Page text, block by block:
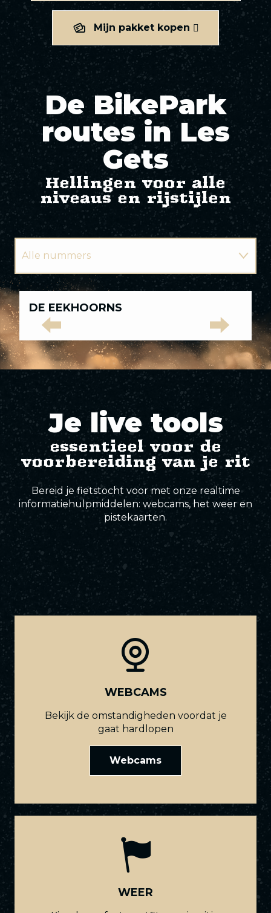
Mijn pakket kopen
De BikePark
routes in Les
Gets
Hellingen voor alle
niveaus en rijstijlen
Alle nummers
Groene paden
Blauwe sporen
Rode sporen
Zwarte sporen
Elite-sporen
Alle
nummers
DE EEKHOORNS
Groene
paden
Blauwe
sporen
Rode
sporen
Zwarte
sporen
Elite-
sporen
Je live tools
essentieel voor de
voorbereiding van je rit
Bereid je fietstocht voor met onze realtime
informatiehulpmiddelen: webcams, het weer en
pistekaarten.
WEBCAMS
Bekijk de omstandigheden voordat je
gaat hardlopen
Webcams
WEER